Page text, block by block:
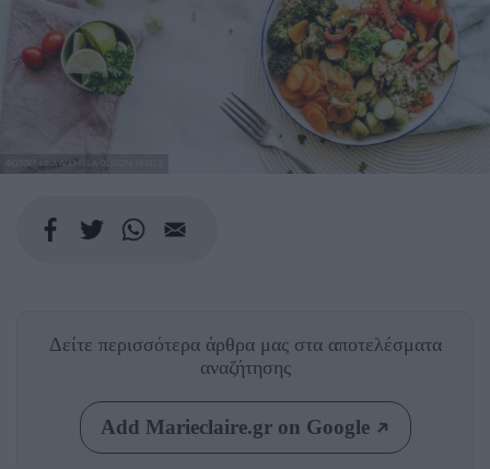
ΦΩΤΟΓΡΑΦΙΑ ΑΠΟ ELLA OLSSON/ PEXELS
Δείτε περισσότερα άρθρα μας στα αποτελέσματα
αναζήτησης
Add Marieclaire.gr on Google